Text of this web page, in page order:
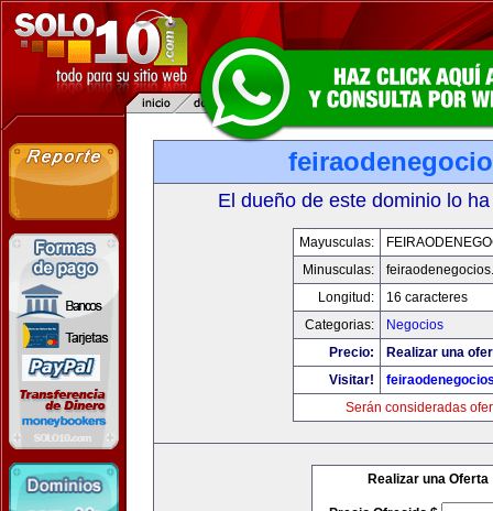
El dueño de este dominio lo
Mayusculas:
Minusculas:
Longitud:
16 caracteres
Categorias:
Negocios
Precio:
Realizar una
Visitar!
Serán consideradas
Realizar una Oferta